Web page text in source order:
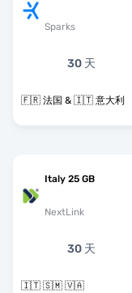
Sparks
30 天
🇫🇷 法国 & 🇮🇹 意大利
Italy 25 GB
NextLink
30 天
🇮🇹 🇸🇲 🇻🇦